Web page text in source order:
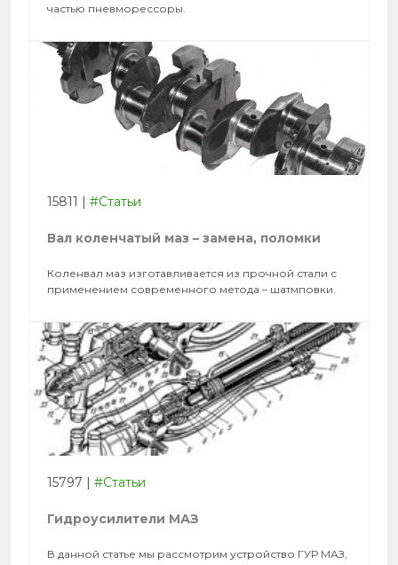
частью пневморессоры.
15811 | #Статьи
Вал коленчатый маз – замена, поломки
Коленвал маз изготавливается из прочной стали с
применением современного метода – шатмповки.
15797 | #Статьи
Гидроусилители МАЗ
В данной статье мы рассмотрим устройство ГУР МАЗ,